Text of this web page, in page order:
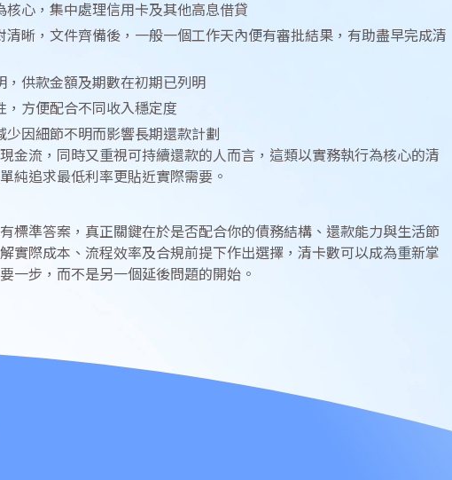
核心，集中處理信用卡及其他高息借貸
清晰，文件齊備後，一般一個工作天內便有審批結果，有助盡早完成清
，供款金額及期數在初期已列明
，方便配合不同收入穩定度
少因細節不明而影響長期還款計劃
金流，同時又重視可持續還款的人而言，這類以實務執行為核心的清
純追求最低利率更貼近實際需要。
標準答案，真正關鍵在於是否配合你的債務結構、還款能力與生活節
實際成本、流程效率及合規前提下作出選擇，清卡數可以成為重新掌
一步，而不是另一個延後問題的開始。